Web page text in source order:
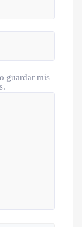
guardar mis